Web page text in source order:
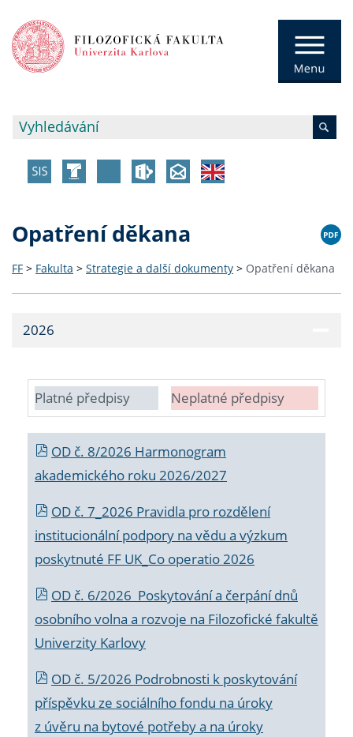
Opatření děkana
FF > Fakulta > Strategie a další dokumenty > Opatření děkana
2026
Platné předpisy Neplatné předpisy
OD č. 8/2026 Harmonogram
akademického roku 2026/2027
OD č. 7_2026 Pravidla pro rozdělení
institucionální podpory na vědu a výzkum
poskytnuté FF UK_Co operatio 2026
OD č. 6/2026 Poskytování a čerpání dnů
osobního volna a rozvoje na Filozofické fakultě
Univerzity Karlovy
OD č. 5/2026 Podrobnosti k poskytování
příspěvku ze sociálního fondu na úroky
z úvěru na bytové potřeby a na úroky